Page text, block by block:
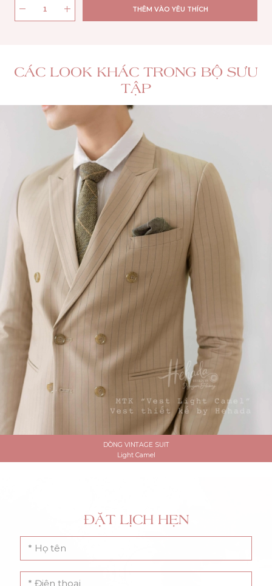
THÊM VÀO YÊU THÍCH
CÁC LOOK KHÁC TRONG BỘ SƯU
TẬP
DÒNG VINTAGE SUIT
Light Camel
ĐẶT LỊCH HẸN